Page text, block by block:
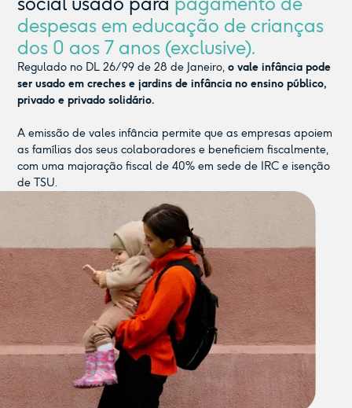
despesas em educação de crianças
dos 0 aos 7 anos (exclusive).
Regulado no DL 26/99 de 28 de Janeiro,o vale infância pode
ser usado em creches e jardins de infância no ensino público,
privado e privado solidário.
A emissão de vales infância permite que as empresas apoiem
as famílias dos seus colaboradores e beneficiem fiscalmente,
com uma majoração fiscal de 40% em sede de IRC e isenção
de TSU.